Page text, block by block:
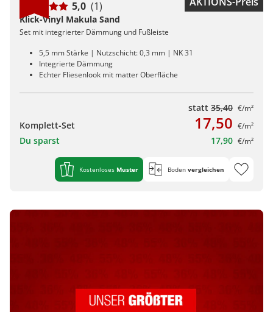
5,0 (1)
Klick-Vinyl Makula Sand
Set mit integrierter Dämmung und Fußleiste
5,5 mm Stärke | Nutzschicht: 0,3 mm | NK 31
Integrierte Dämmung
Echter Fliesenlook mit matter Oberfläche
statt 35,40 €/m²
Komplett-Set 17,50 €/m²
Du sparst 17,90 €/m²
Kostenloses Muster Boden vergleichen